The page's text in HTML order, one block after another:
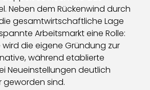
Neben dem Rückenwind durch
gesamtwirtschaftliche Lage
Arbeitsmarkt eine Rolle:
wird die eigene Gründung zur
während etablierte
Neueinstellungen deutlich
geworden sind.